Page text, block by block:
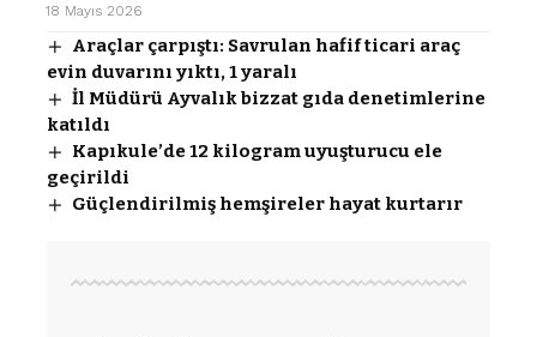
18 Mayıs 2026
Araçlar çarpıştı: Savrulan hafif ticari araç
evin duvarını yıktı, 1 yaralı
İl Müdürü Ayvalık bizzat gıda denetimlerine
katıldı
Kapıkule’de 12 kilogram uyuşturucu ele
geçirildi
Güçlendirilmiş hemşireler hayat kurtarır